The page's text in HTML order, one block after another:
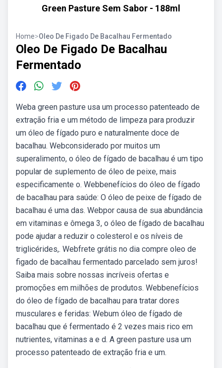
Green Pasture Sem Sabor - 188ml
Home>Oleo De Figado De Bacalhau Fermentado
Oleo De Figado De Bacalhau
Fermentado
Weba green pasture usa um processo patenteado de
extração fria e um método de limpeza para produzir
um óleo de fígado puro e naturalmente doce de
bacalhau. Webconsiderado por muitos um
superalimento, o óleo de fígado de bacalhau é um tipo
popular de suplemento de óleo de peixe, mais
especificamente o. Webbenefícios do óleo de fígado
de bacalhau para saúde: O óleo de peixe de fígado de
bacalhau é uma das. Webpor causa de sua abundância
em vitaminas e ômega 3, o óleo de fígado de bacalhau
pode ajudar a reduzir o colesterol e os níveis de
triglicérides,. Webfrete grátis no dia compre oleo de
figado de bacalhau fermentado parcelado sem juros!
Saiba mais sobre nossas incríveis ofertas e
promoções em milhões de produtos. Webbenefícios
do óleo de fígado de bacalhau para tratar dores
musculares e feridas: Webum óleo de fígado de
bacalhau que é fermentado é 2 vezes mais rico em
nutrientes, vitaminas a e d. A green pasture usa um
processo patenteado de extração fria e um.